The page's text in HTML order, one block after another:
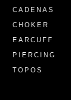
CADENAS
CHOKER
EARCUFF
PIERCING
TOPOS